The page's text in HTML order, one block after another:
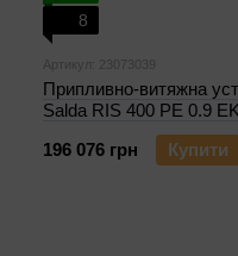
8
Артикул: 23073039
Припливно-витяжна
Salda RIS 400 PE 0.9
196 076 грн
Купити